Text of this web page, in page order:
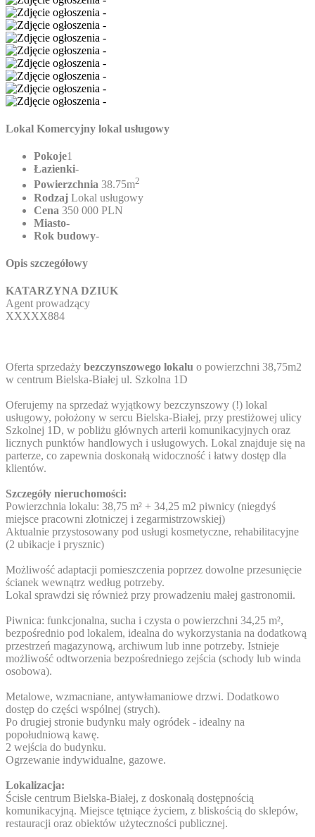
Lokal Komercyjny lokal usługowy
Pokoje1
Łazienki-
Powierzchnia 38.75m2
Rodzaj Lokal usługowy
Cena 350 000 PLN
Miasto-
Rok budowy-
Opis szczegółowy
KATARZYNA DZIUK
Agent prowadzący
XXXXX884
Oferta sprzedaży bezczynszowego lokalu o powierzchni 38,75m2
w centrum Bielska-Białej ul. Szkolna 1D
Oferujemy na sprzedaż wyjątkowy bezczynszowy (!) lokal
usługowy, położony w sercu Bielska-Białej, przy prestiżowej ulicy
Szkolnej 1D, w pobliżu głównych arterii komunikacyjnych oraz
licznych punktów handlowych i usługowych. Lokal znajduje się na
parterze, co zapewnia doskonałą widoczność i łatwy dostęp dla
klientów.
Szczegóły nieruchomości:
Powierzchnia lokalu: 38,75 m² + 34,25 m2 piwnicy (niegdyś
miejsce pracowni złotniczej i zegarmistrzowskiej)
Aktualnie przystosowany pod usługi kosmetyczne, rehabilitacyjne
(2 ubikacje i prysznic)
Możliwość adaptacji pomieszczenia poprzez dowolne przesunięcie
ścianek wewnątrz według potrzeby.
Lokal sprawdzi się również przy prowadzeniu małej gastronomii.
Piwnica: funkcjonalna, sucha i czysta o powierzchni 34,25 m²,
bezpośrednio pod lokalem, idealna do wykorzystania na dodatkową
przestrzeń magazynową, archiwum lub inne potrzeby. Istnieje
możliwość odtworzenia bezpośredniego zejścia (schody lub winda
osobowa).
Metalowe, wzmacniane, antywłamaniowe drzwi. Dodatkowo
dostęp do części wspólnej (strych).
Po drugiej stronie budynku mały ogródek - idealny na
popołudniową kawę.
2 wejścia do budynku.
Ogrzewanie indywidualne, gazowe.
Lokalizacja:
Ścisłe centrum Bielska-Białej, z doskonałą dostępnością
komunikacyjną. Miejsce tętniące życiem, z bliskością do sklepów,
restauracji oraz obiektów użyteczności publicznej.